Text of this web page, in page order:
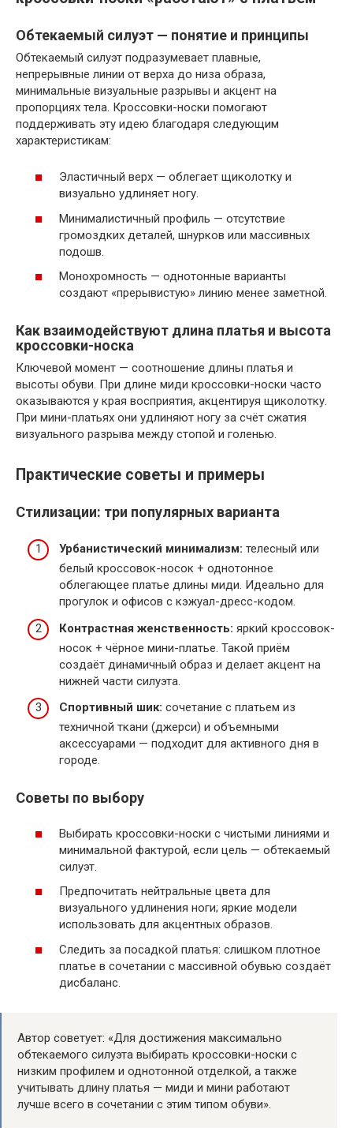
Обтекаемый силуэт — понятие и принципы
Обтекаемый силуэт подразумевает плавные,
непрерывные линии от верха до низа образа,
минимальные визуальные разрывы и акцент на
пропорциях тела. Кроссовки-носки помогают
поддерживать эту идею благодаря следующим
характеристикам:
Эластичный верх — облегает щиколотку и
визуально удлиняет ногу.
Минималистичный профиль — отсутствие
громоздких деталей, шнурков или массивных
подошв.
Монохромность — однотонные варианты
создают «прерывистую» линию менее заметной.
Как взаимодействуют длина платья и высота
кроссовки-носка
Ключевой момент — соотношение длины платья и
высоты обуви. При длине миди кроссовки-носки часто
оказываются у края восприятия, акцентируя щиколотку.
При мини-платьях они удлиняют ногу за счёт сжатия
визуального разрыва между стопой и голенью.
Практические советы и примеры
Стилизации: три популярных варианта
Урбанистический минимализм: телесный или
белый кроссовок-носок + однотонное
облегающее платье длины миди. Идеально для
прогулок и офисов с кэжуал-дресс-кодом.
Контрастная женственность: яркий кроссовок-
носок + чёрное мини-платье. Такой приём
создаёт динамичный образ и делает акцент на
нижней части силуэта.
Спортивный шик: сочетание с платьем из
техничной ткани (джерси) и объемными
аксессуарами — подходит для активного дня в
городе.
Советы по выбору
Выбирать кроссовки-носки с чистыми линиями и
минимальной фактурой, если цель — обтекаемый
силуэт.
Предпочитать нейтральные цвета для
визуального удлинения ноги; яркие модели
использовать для акцентных образов.
Следить за посадкой платья: слишком плотное
платье в сочетании с массивной обувью создаёт
дисбаланс.
Автор советует: «Для достижения максимально
обтекаемого силуэта выбирать кроссовки-носки с
низким профилем и однотонной отделкой, а также
учитывать длину платья — миди и мини работают
лучше всего в сочетании с этим типом обуви».